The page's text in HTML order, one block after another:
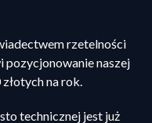
rzetelności
pozycjonowanie naszej
na rok.
technicznej jest już